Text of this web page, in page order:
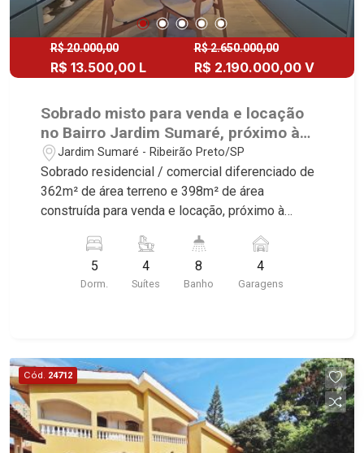
R$ 20.000,00
R$ 13.500,00 L
R$ 2.650.000,00
R$ 2.190.000,00 V
Sobrado misto para venda e locação
no Bairro Jardim Sumaré, próximo à
Avenida Independência - Ribeirão
Preto/SP.
Jardim Sumaré - Ribeirão Preto/SP
Sobrado residencial / comercial diferenciado de
362m² de área terreno e 398m² de área
construída para venda e locação, próximo à
Ribeirão Preto/SP. Conheça as características
deste imóvel que a Martinelli Imobiliária
selecionou para você: - 362m² de área terreno e
ambientes com ar-condicionado - Escritório com
banheiro privativo (reversível para 5ª suíte) -
Cozinha e área de serviço planejadas - Adega
climatizada - Elevador - Área gourmet com
churrasqueira e piscina aquecida - Chopeira -
5
Dorm.
4
Suítes
8
Banho
4
Garagens
Cód. 24712